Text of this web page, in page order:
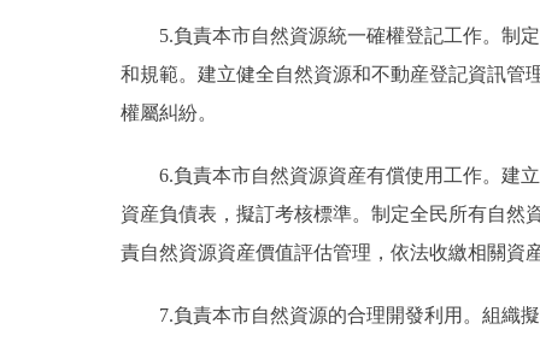
5.負責本市自然資源統一確權登記工作。制定
和規範。建立健全自然資源和不動産登記資訊管
權屬糾紛。
6.負責本市自然資源資産有償使用工作。建立
資産負債表，擬訂考核標準。制定全民所有自然
責自然資源資産價值評估管理，依法收繳相關資
7.負責本市自然資源的合理開發利用。組織擬